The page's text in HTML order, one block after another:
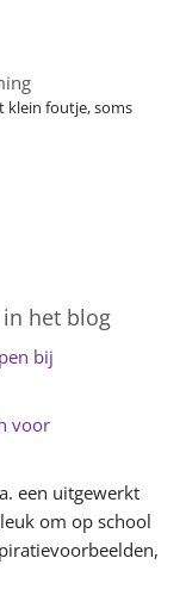
klein foutje, soms
het blog
bij
voor
een uitgewerkt
om op school